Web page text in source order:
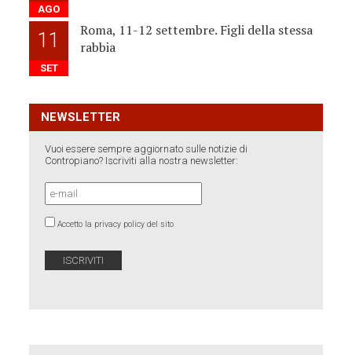
AGO
11
SET
Roma, 11-12 settembre. Figli della stessa
rabbia
NEWSLETTER
Vuoi essere sempre aggiornato sulle notizie di
Contropiano? Iscriviti alla nostra newsletter:
Accetto la privacy policy del sito